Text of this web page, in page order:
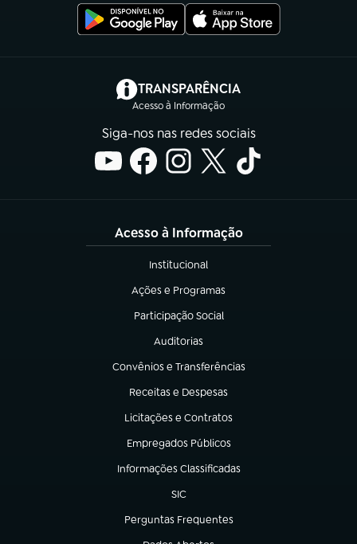
TRANSPARÊNCIA
Acesso à Informação
(abre em nova aba)
Siga-nos nas redes sociais
Acesso à Informação
Institucional
(abre em nova aba)
Ações e Programas
(abre em nova aba)
Participação Social
(abre em nova aba)
Auditorias
(abre em nova aba)
Convênios e Transferências
(abre em nova aba)
Receitas e Despesas
(abre em nova aba)
Licitações e Contratos
(abre em nova aba)
Empregados Públicos
(abre em nova aba)
Informações Classificadas
(abre em nova aba)
SIC
(abre em nova aba)
Perguntas Frequentes
(abre em nova aba)